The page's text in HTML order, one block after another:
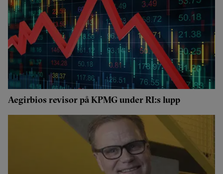
Aegirbios revisor på KPMG under RI:s lupp